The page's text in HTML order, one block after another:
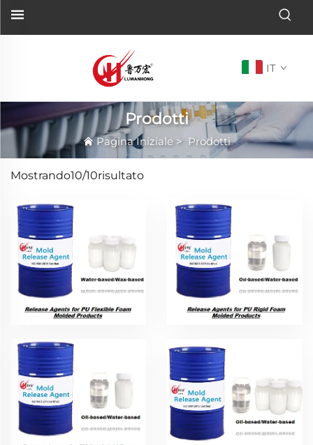
IT
Prodotti
Pagina Iniziale> Prodotti
Mostrando10/10risultato